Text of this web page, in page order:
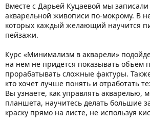
Вместе с Дарьей Куцаевой мы
акварельной живописи по-мокрому. В
которых каждый желающий научится
пейзажи.
Курс «Минимализм в акварели»
на нем не придется показывать объем
прорабатывать сложные фактуры.
кто хочет лучше понять и отработать
Вы узнаете, как управлять акварелью,
планшета, научитесь делать большие
краску прямо на листе, не используя